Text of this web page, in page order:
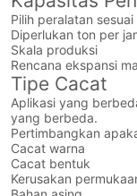
Pilih peralatan
Diperlukan ton per
Skala produksi
Rencana ekspansi
Tipe Cacat
Aplikasi yang
yang berbeda.
Pertimbangkan
Cacat warna
Cacat bentuk
Kerusakan